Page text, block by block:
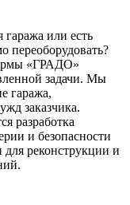
гаража или есть
переоборудовать?
«ГРАДО»
задачи. Мы
гаража,
заказчика.
разработка
и безопасности
для реконструкции и